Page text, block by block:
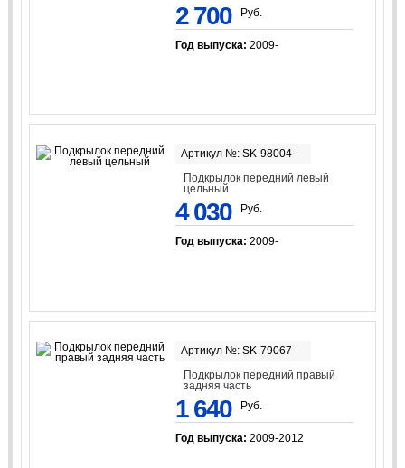
2 700 Руб.
Год выпуска: 2009-
Артикул №: SK-98004
Подкрылок передний левый
цельный
4 030 Руб.
Год выпуска: 2009-
Артикул №: SK-79067
Подкрылок передний правый
задняя часть
1 640 Руб.
Год выпуска: 2009-2012